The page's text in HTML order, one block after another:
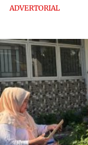
ADVERTORIAL